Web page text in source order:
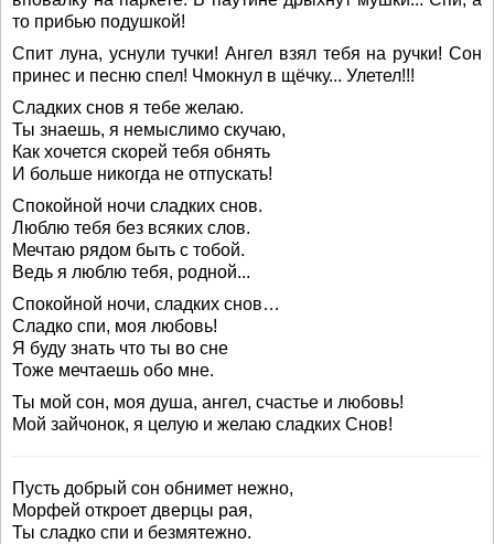
то прибью подушкой!
Спит луна, уснули тучки! Ангел взял тебя на ручки! Сон
принес и песню спел! Чмокнул в щёчку... Улетел!!!
Сладких снов я тебе желаю.
Ты знаешь, я немыслимо скучаю,
Как хочется скорей тебя обнять
И больше никогда не отпускать!
Спокойной ночи сладких снов.
Люблю тебя без всяких слов.
Мечтаю рядом быть с тобой.
Ведь я люблю тебя, родной...
Спокойной ночи, сладких снов…
Сладко спи, моя любовь!
Я буду знать что ты во сне
Тоже мечтаешь обо мне.
Ты мой сон, моя душа, ангел, счастье и любовь!
Мой зайчонок, я целую и желаю сладких Снов!
Пусть добрый сон обнимет нежно,
Морфей откроет дверцы рая,
Ты сладко спи и безмятежно.